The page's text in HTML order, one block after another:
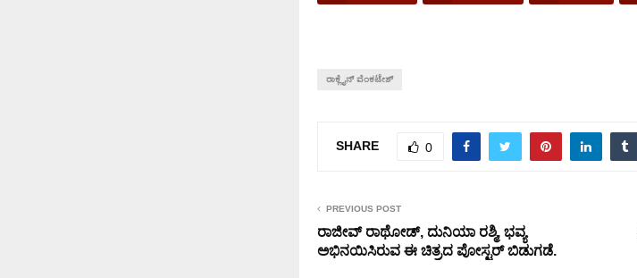
ರಾಕ್ಲೈನ್ ವೆಂಕಟೇಶ್
SHARE 0
PREVIOUS POST
ರಾಜೀವ್ ರಾಥೋಡ್, ದುನಿಯಾ ರಶ್ಮಿ, ಭವ್ಯ
ಅಭಿನಯಿಸಿರುವ ಈ ಚಿತ್ರದ ಪೋಸ್ಟರ್ ಬಿಡುಗಡೆ.